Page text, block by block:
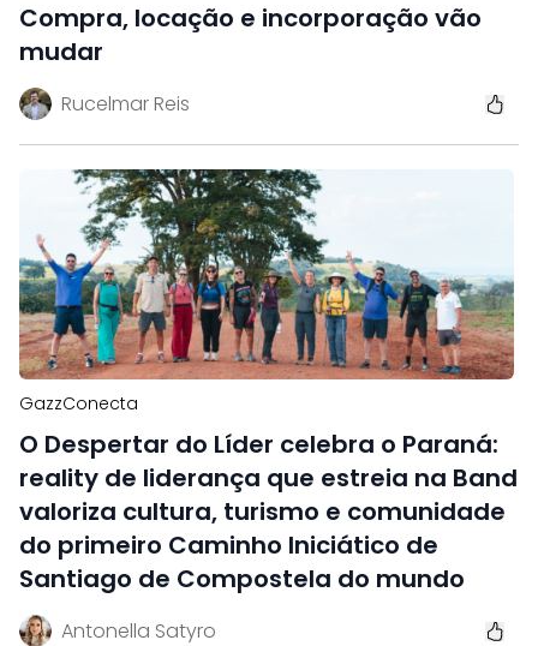
Compra, locação e incorporação vão
mudar
Rucelmar Reis
GazzConecta
O Despertar do Líder celebra o Paraná:
reality de liderança que estreia na Band
valoriza cultura, turismo e comunidade
do primeiro Caminho Iniciático de
Santiago de Compostela do mundo
Antonella Satyro